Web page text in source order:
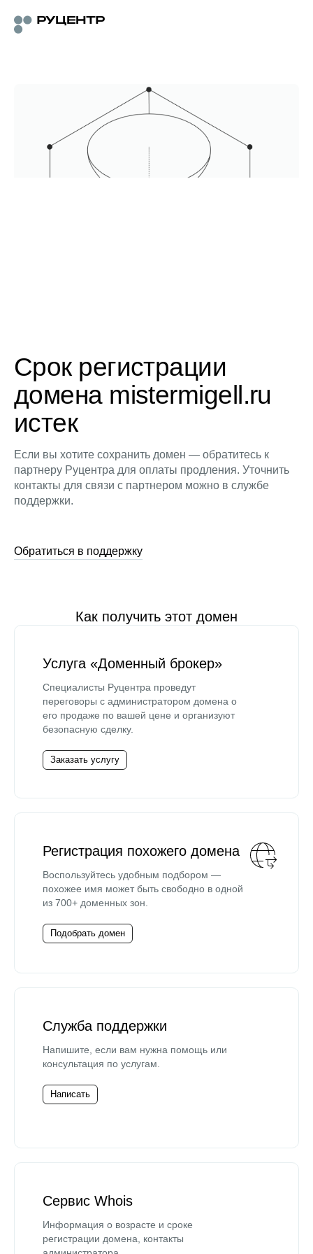
Срок регистрации
домена mistermigell.ru
истек
Если вы хотите сохранить домен — обратитесь к
партнеру Руцентра для оплаты продления. Уточнить
контакты для связи с партнером можно в службе
поддержки.
Обратиться в поддержку
Как получить этот домен
Услуга «Доменный брокер»
Специалисты Руцентра проведут
переговоры с администратором домена о
его продаже по вашей цене и организуют
безопасную сделку.
Заказать услугу
Регистрация похожего домена
Воспользуйтесь удобным подбором —
похожее имя может быть свободно в одной
из 700+ доменных зон.
Подобрать домен
Служба поддержки
Напишите, если вам нужна помощь или
консультация по услугам.
Написать
Сервис Whois
Информация о возрасте и сроке
регистрации домена, контакты